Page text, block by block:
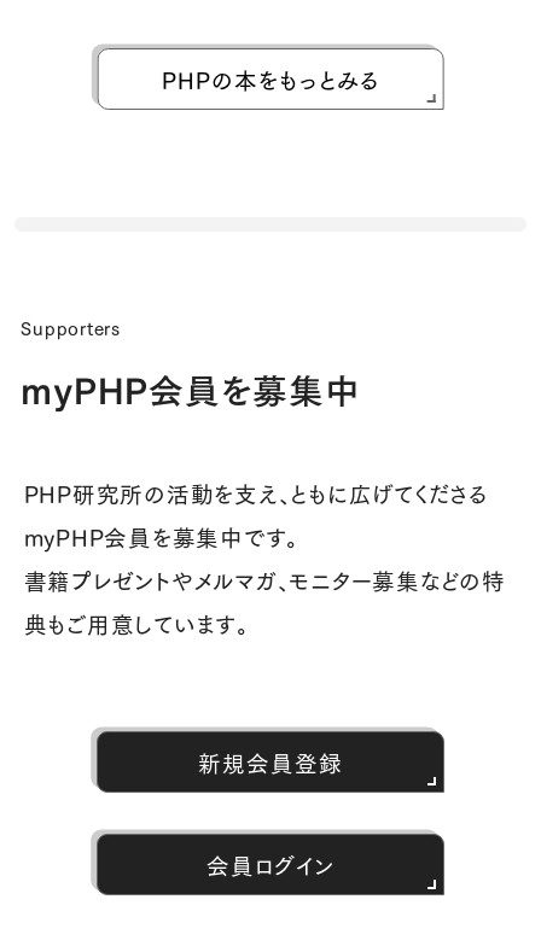
PHPの本をもっとみる
Supporters
myPHP会員を募集中
PHP研究所の活動を支え、ともに広げてくださる
myPHP会員を募集中です。
書籍プレゼントやメルマガ、モニター募集などの特
典もご用意しています。
新規会員登録
会員ログイン